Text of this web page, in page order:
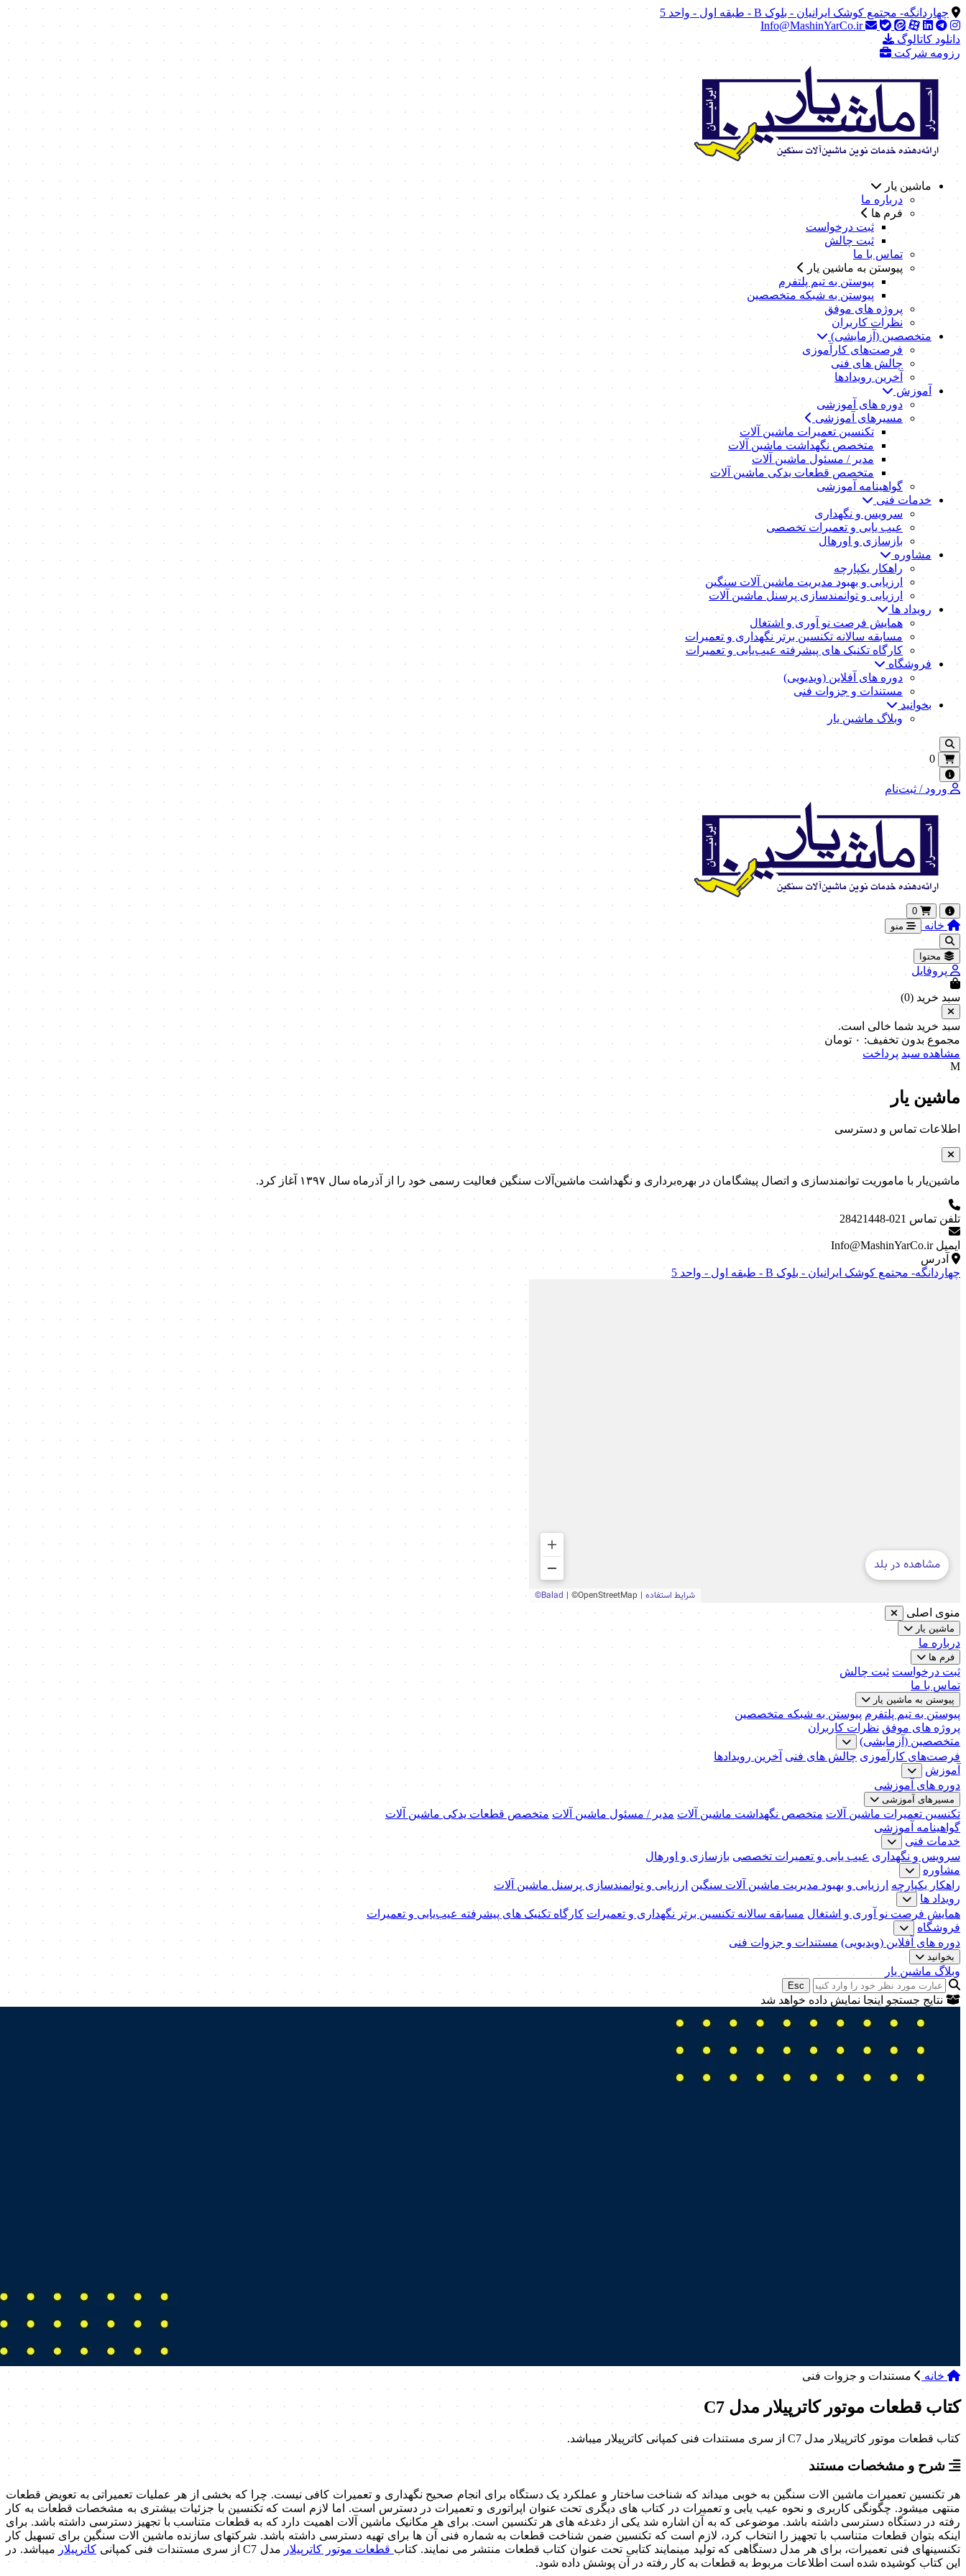
چهاردانگه- مجتمع کوشک ایرانیان - بلوک B - طبقه اول - واحد 5
Info@MashinYarCo.ir
دانلود کاتالوگ
رزومه شرکت
ماشین یار
درباره ما
فرم ها
ثبت درخواست
ثبت چالش
تماس با ما
پیوستن به ماشین یار
پیوستن به تیم پلتفرم
پیوستن به شبکه متخصصین
پروژه های موفق
نظرات کاربران
متخصصین (آزمایشی)
فرصت‌های کارآموزی
چالش های فنی
آخرین رویدادها
آموزش
دوره های آموزشی
مسیرهای آموزشی
تکنسین تعمیرات ماشین آلات
متخصص نگهداشت ماشین آلات
مدیر / مسئول ماشین آلات
متخصص قطعات یدکی ماشین آلات
گواهینامه آموزشی
خدمات فنی
سرویس و نگهداری
عیب یابی و تعمیرات تخصصی
بازسازی و اورهال
مشاوره
راهکار یکپارچه
ارزیابی و بهبود مدیریت ماشین آلات سنگین
ارزیابی و توانمندسازی پرسنل ماشین آلات
رویداد ها
همایش فرصت نو آوری و اشتغال
مسابقه سالانه تکنسین برتر نگهداری و تعمیرات
کارگاه تکنیک‌ های پیشرفته عیب‌یابی و تعمیرات
فروشگاه
دوره های آفلاین (ویدیویی)
مستندات و جزوات فنی
بخوانید
وبلاگ ماشین یار
0
ورود / ثبت‌نام
0
خانه منو
محتوا
پروفایل
سبد خرید (0
)
سبد خرید شما خالی است.
مجموع بدون تخفیف: ۰ تومان
مشاهده سبد پرداخت
M
ماشین یار
اطلاعات تماس و دسترسی
ماشین‌یار با ماموریت توانمندسازی و اتصال پیشگامان در بهره‌برداری و نگهداشت ماشین‌آلات سنگین فعالیت رسمی خود را از آذرماه سال ۱۳۹۷ آغاز کرد.
تلفن تماس 021-28421448
ایمیل Info@MashinYarCo.ir
آدرس
چهاردانگه- مجتمع کوشک ایرانیان - بلوک B - طبقه اول - واحد 5
منوی اصلی
ماشین یار
درباره ما
فرم ها
ثبت درخواست ثبت چالش
تماس با ما
پیوستن به ماشین یار
پیوستن به تیم پلتفرم پیوستن به شبکه متخصصین
پروژه های موفق نظرات کاربران
متخصصین (آزمایشی)
فرصت‌های کارآموزی چالش های فنی آخرین رویدادها
آموزش
دوره های آموزشی
مسیرهای آموزشی
تکنسین تعمیرات ماشین آلات متخصص نگهداشت ماشین آلات مدیر / مسئول ماشین آلات متخصص قطعات یدکی ماشین آلات
گواهینامه آموزشی
خدمات فنی
سرویس و نگهداری عیب یابی و تعمیرات تخصصی بازسازی و اورهال
مشاوره
راهکار یکپارچه ارزیابی و بهبود مدیریت ماشین آلات سنگین ارزیابی و توانمندسازی پرسنل ماشین آلات
رویداد ها
همایش فرصت نو آوری و اشتغال مسابقه سالانه تکنسین برتر نگهداری و تعمیرات کارگاه تکنیک‌ های پیشرفته عیب‌یابی و تعمیرات
فروشگاه
دوره های آفلاین (ویدیویی) مستندات و جزوات فنی
بخوانید
وبلاگ ماشین یار
Esc
نتایج جستجو اینجا نمایش داده خواهد شد
خانه مستندات و جزوات فنی
کتاب قطعات موتور کاترپیلار مدل C7
کتاب قطعات موتور کاترپیلار مدل C7 از سری مستندات فنی کمپانی کاترپیلار می­باشد.
شرح و مشخصات مستند
هر تکنسین تعمیرات ماشین ­الات سنگین به خوبی می­داند که شناخت ساختار و عملکرد یک دستگاه برای انجام صحیح نگهداری و تعمیرات کافی نیست. چرا که بخشی از هر عملیات تعمیراتی به تعویض قطعات
منتهی می­شود. چگونگی کاربری و نحوه عیب یابی و تعمیرات در کتاب های دیگری تحت عنوان اپراتوری و تعمیرات در دسترس است. اما لازم است که تکنسین با جزئیات بیشتری به مشخصات قطعات به کار
رفته در دستگاه دسترسی داشته باشد. موضوعی که به آن اشاره شد یکی از دغدغه های هر تکنسین است. برای هر مکانیک ماشین آلات اهمیت دارد که به قطعات متناسب با تجهیز دسترسی داشته باشد. برای
اینکه بتوان قطعات متناسب با تجهیز را انتخاب کرد، لازم است که تکنسین ضمن شناخت قطعات به شماره فنی آن ها برای تهیه دسترسی داشته باشد. شرکت­های سازنده ماشین­ الات سنگین برای تسهیل کار
تکنسین­های فنی تعمیرات، برای هر مدل دستگاهی که تولید می­نمایند کتابی تحت عنوان کتاب قطعات منتشر می نمایند. کتاب قطعات موتور کاترپیلارمدل C7 از سری مستندات فنی کمپانی کاترپیلار می­باشد. در
این کتاب کوشیده شده است اطلاعات مربوط به قطعات به کار رفته در آن پوشش داده شود.